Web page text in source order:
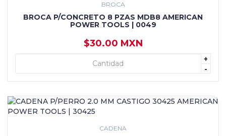
BROCA
BROCA P/CONCRETO 8 PZAS MDB8 AMERICAN
POWER TOOLS | 0049
$30.00 MXN
+
-
+ AGREGAR
CADENA